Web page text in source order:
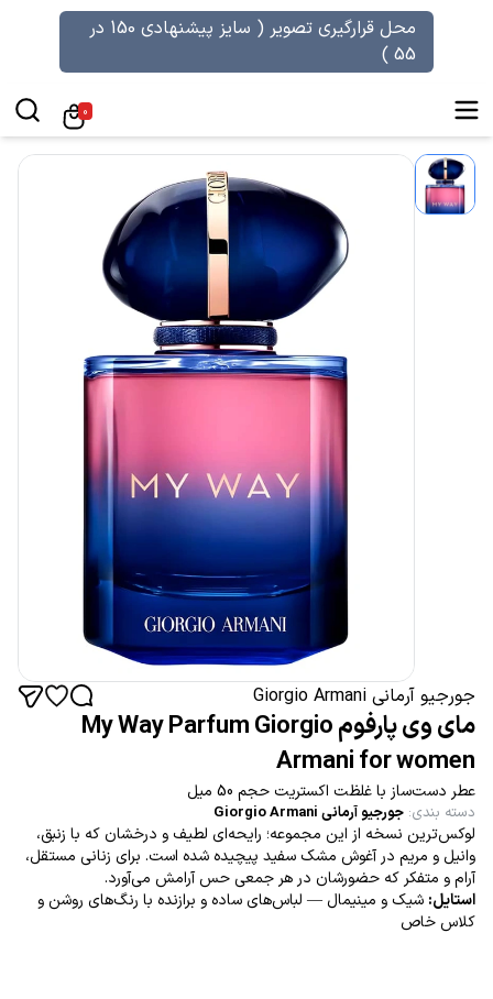
محل قرارگیری تصویر ( سایز پیشنهادی 150 در
55 )
0
جورجیو آرمانی Giorgio Armani
مای وی پارفوم My Way Parfum Giorgio
Armani for women
عطر دست‌ساز با غلظت اکستریت حجم 50 میل
دسته بندی: جورجیو آرمانی Giorgio Armani
لوکس‌ترین نسخه از این مجموعه؛ رایحه‌ای لطیف و درخشان که با زنبق،
وانیل و مریم در آغوش مشک سفید پیچیده شده است. برای زنانی مستقل،
آرام و متفکر که حضورشان در هر جمعی حس آرامش می‌آورد.
استایل: شیک و مینیمال — لباس‌های ساده و برازنده با رنگ‌های روشن و
کلاس خاص